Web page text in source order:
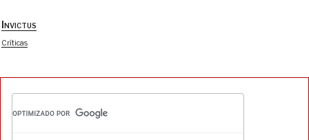
Invictus
Críticas